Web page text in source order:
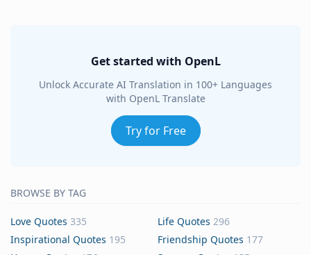
Get started with OpenL
Unlock Accurate AI Translation in 100+ Languages
with OpenL Translate
Try for Free
BROWSE BY TAG
Love Quotes 335 Life Quotes 296
Inspirational Quotes 195 Friendship Quotes 177